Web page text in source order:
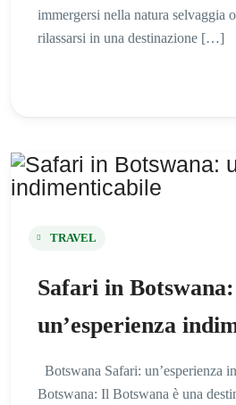
immergersi nella natura selvaggia
rilassarsi in una destinazione […]
TRAVEL
Safari in Botswana:
un’esperienza
Botswana Safari: un’esperienza
Botswana: Il Botswana è una